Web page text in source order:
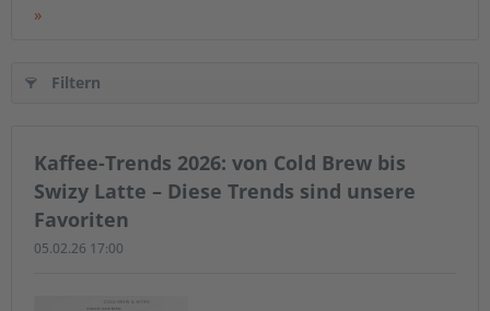
»
Filtern
Kaffee-Trends 2026: von Cold Brew bis
Swizy Latte – Diese Trends sind unsere
Favoriten
05.02.26 17:00